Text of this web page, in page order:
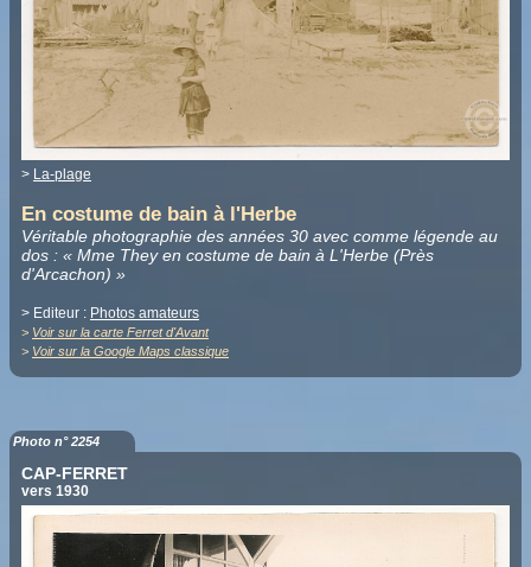
> La-plage
En costume de bain à l'Herbe
Véritable photographie des années 30 avec comme légende au
dos : « Mme They en costume de bain à L'Herbe (Près
d'Arcachon) »
> Editeur : Photos amateurs
> Voir sur la carte Ferret d'Avant
> Voir sur la Google Maps classique
Photo n° 2254
CAP-FERRET
vers 1930